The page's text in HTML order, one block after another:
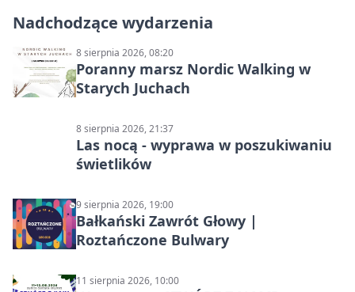
Nadchodzące wydarzenia
8 sierpnia 2026, 08:20
Poranny marsz Nordic Walking w
Starych Juchach
8 sierpnia 2026, 21:37
Las nocą - wyprawa w poszukiwaniu
świetlików
9 sierpnia 2026, 19:00
Bałkański Zawrót Głowy |
Roztańczone Bulwary
11 sierpnia 2026, 10:00